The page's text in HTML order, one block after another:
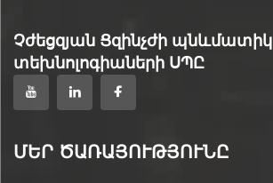
Չժեցզյան Ցզինչժի պնևմատիկ
տեխնոլոգիաների ՍՊԸ
ՄԵՐ ԾԱՌԱՅՈՒԹՅՈՒՆԸ